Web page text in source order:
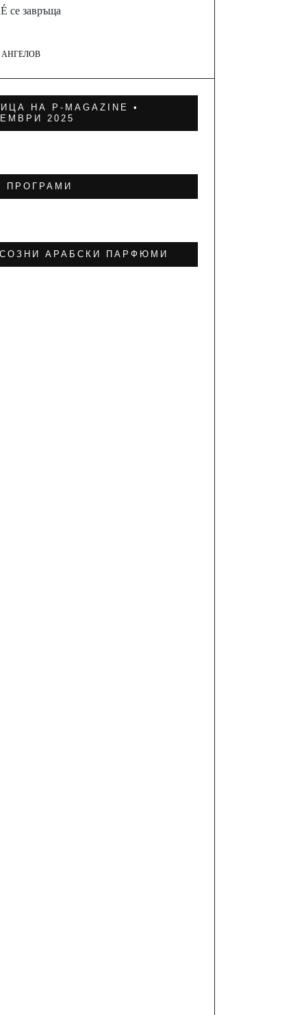
се завръща
АНГЕЛОВ
НА P-MAGAZINE •
2025
ПРОГРАМИ
АРАБСКИ ПАРФЮМИ